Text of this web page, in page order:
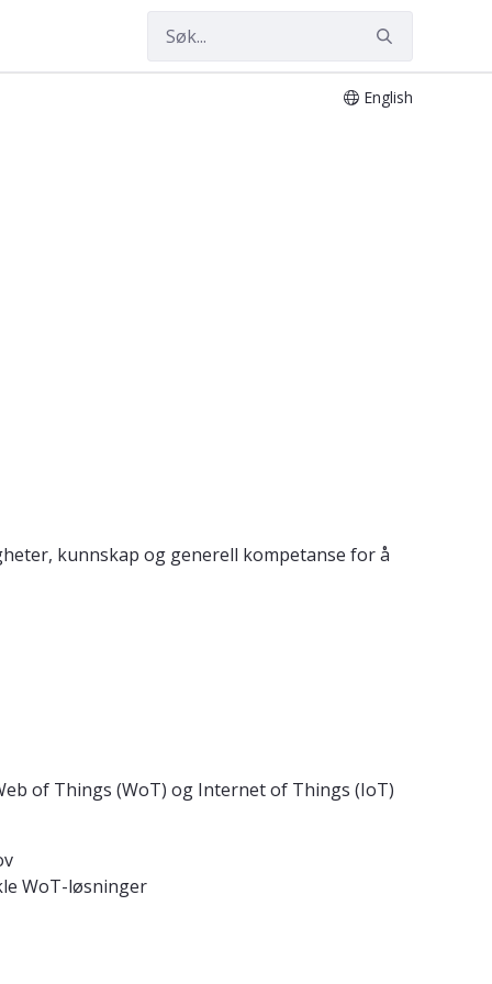
English
kunnskap og generell kompetanse for å
of Things (WoT) og Internet of Things (IoT)
WoT-løsninger